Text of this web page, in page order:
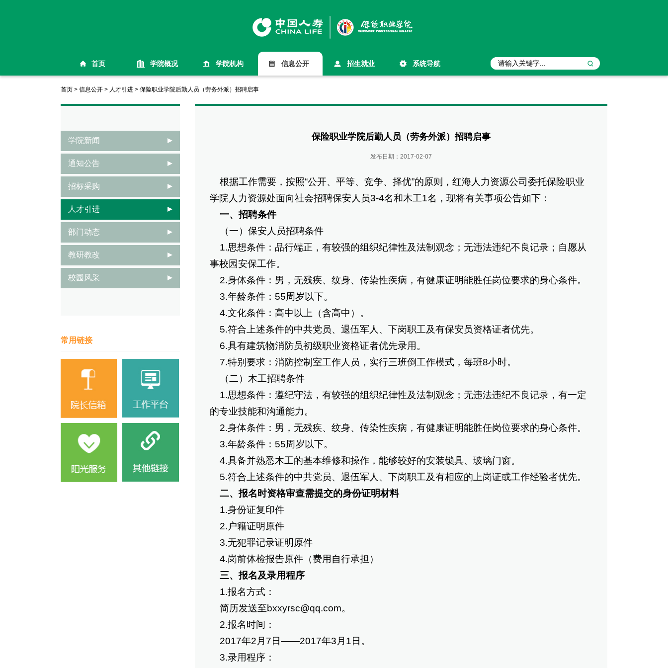
首页 学院概况 学院机构 信息公开 招生就业 系统导航
首页 > 信息公开 > 人才引进 > 保险职业学院后勤人员（劳务外派）招聘启事
保险职业学院后勤人员（劳务外派）招聘启事
发布日期： 2017-02-07
根据工作需要，按照“公开、平等、竞争、择优”的原则，红海人力资源公司委托保险职业
学院人力资源处面向社会招聘保安人员3-4名和木工1名，现将有关事项公告如下：
一、招聘条件
（一）保安人员招聘条件
1.思想条件：品行端正，有较强的组织纪律性及法制观念；无违法违纪不良记录；自愿从
事校园安保工作。
2.身体条件：男，无残疾、纹身、传染性疾病，有健康证明能胜任岗位要求的身心条件。
3.年龄条件：55周岁以下。
4.文化条件：高中以上（含高中）。
5.符合上述条件的中共党员、退伍军人、下岗职工及有保安员资格证者优先。
6.具有建筑物消防员初级职业资格证者优先录用。
7.特别要求：消防控制室工作人员，实行三班倒工作模式，每班8小时。
（二）木工招聘条件
1.思想条件：遵纪守法，有较强的组织纪律性及法制观念；无违法违纪不良记录，有一定
的专业技能和沟通能力。
2.身体条件：男，无残疾、纹身、传染性疾病，有健康证明能胜任岗位要求的身心条件。
3.年龄条件：55周岁以下。
4.具备并熟悉木工的基本维修和操作，能够较好的安装锁具、玻璃门窗。
5.符合上述条件的中共党员、退伍军人、下岗职工及有相应的上岗证或工作经验者优先。
二、报名时资格审查需提交的身份证明材料
1.身份证复印件
2.户籍证明原件
3.无犯罪记录证明原件
4.岗前体检报告原件（费用自行承担）
三、报名及录用程序
1.报名方式：
简历发送至bxxyrsc@qq.com。
2.报名时间：
2017年2月7日——2017年3月1日。
3.录用程序：
学院新闻
通知公告
招标采购
人才引进
部门动态
教研教改
校园风采
常用链接